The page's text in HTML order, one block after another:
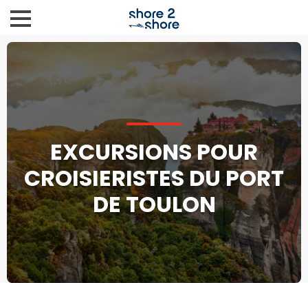
EXCURSIONS POUR
CROISIERISTES DU PORT
DE TOULON